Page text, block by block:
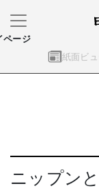
紙面ビ
ページ
ニップン